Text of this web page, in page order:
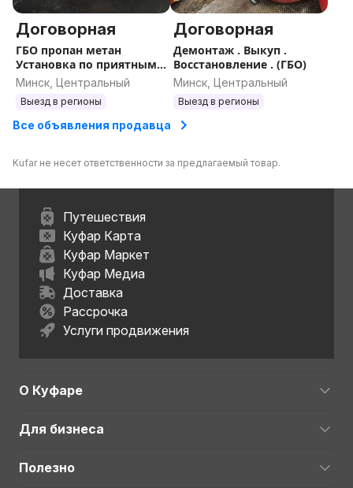
Договорная
ГБО пропан метан
Установка по приятным
ценам
Минск, Центральный
Выезд в регионы
Договорная
Демонтаж . Выкуп .
Восстановление . (ГБО)
Минск, Центральный
Выезд в регионы
Все объявления продавца
Kufar не несет ответственности за предлагаемый товар.
Путешествия
Куфар Карта
Куфар Маркет
Куфар Медиа
Доставка
Рассрочка
Услуги продвижения
О Куфаре
Для бизнеса
Полезно